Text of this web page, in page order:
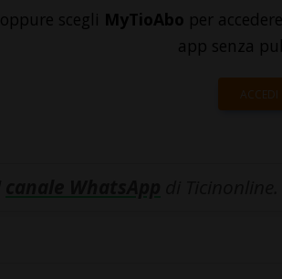
oppure scegli MyTioAbo per
app senza
ACCEDI